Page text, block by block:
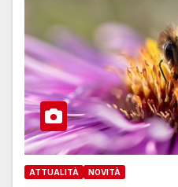
ATTUALITÀ NOVITÀ